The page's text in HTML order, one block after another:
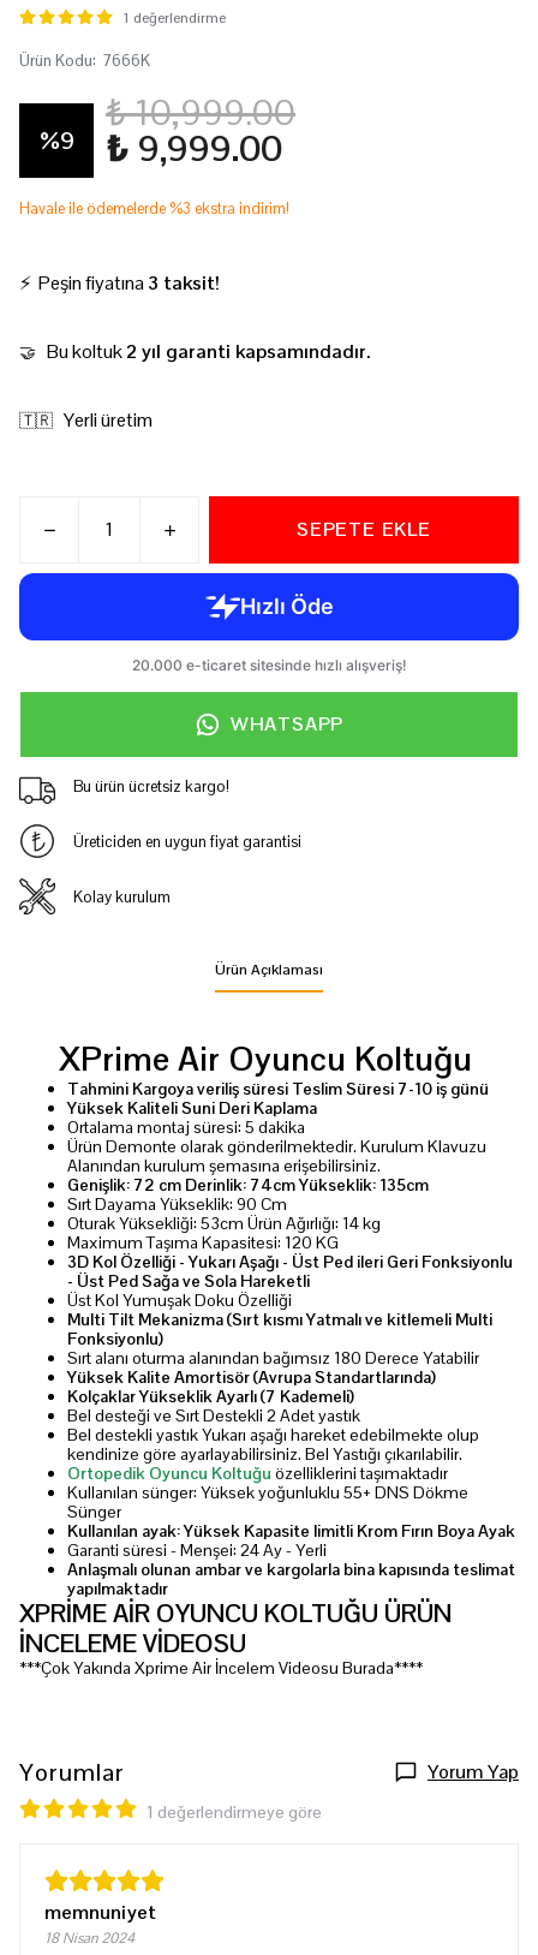
1 değerlendirme
Ürün Kodu: 7666K
%9
₺ 10,999.00
₺ 9,999.00
Havale ile ödemelerde %3 ekstra indirim!
⚡ Peşin fiyatına 3 taksit!
🤝 Bu koltuk2 yıl garanti kapsamındadır.
🇹🇷 Yerli üretim
SEPETE EKLE
WHATSAPP
Bu ürün ücretsiz kargo!
Üreticiden en uygun fiyat garantisi
Kolay kurulum
Ürün Açıklaması
XPrime Air Oyuncu Koltuğu
Tahmini Kargoyaveriliş süresi Teslim Süresi 7-10 iş günü
Yüksek Kaliteli Suni Deri Kaplama
Ortalama montaj süresi: 5 dakika
Ürün Demonte olarak gönderilmektedir. Kurulum Klavuzu
Alanından kurulum şemasına erişebilirsiniz.
Genişlik: 72 cm Derinlik: 74cm Yükseklik: 135cm
Sırt Dayama Yükseklik: 90 Cm
Oturak Yüksekliği: 53cm Ürün Ağırlığı: 14 kg
Maximum Taşıma Kapasitesi: 120 KG
3D Kol Özelliği - Yukarı Aşağı - Üst Ped ileri Geri Fonksiyonlu
- Üst Ped Sağa ve Sola Hareketli
Üst Kol Yumuşak Doku Özelliği
Multi Tilt Mekanizma (Sırt kısmı Yatmalı ve kitlemeli Multi
Fonksiyonlu)
Sırt alanı oturma alanından bağımsız 180 Derece Yatabilir
Yüksek Kalite Amortisör (Avrupa Standartlarında)
Kolçaklar Yükseklik Ayarlı (7 Kademeli)
Bel desteği ve Sırt Destekli 2 Adet yastık
Bel destekli yastık Yukarı aşağı hareket edebilmekte olup
kendinize göre ayarlayabilirsiniz. Bel Yastığı çıkarılabilir.
Ortopedik Oyuncu Koltuğu özelliklerini taşımaktadır
Kullanılan sünger: Yüksek yoğunluklu 55+ DNS Dökme
Sünger
Kullanılan ayak: Yüksek Kapasite limitli Krom Fırın Boya Ayak
Garanti süresi - Menşei: 24 Ay - Yerli
Anlaşmalı olunan ambar ve kargolarla bina kapısında teslimat
yapılmaktadır
XPRİME AİR OYUNCU KOLTUĞU ÜRÜN
İNCELEME VİDEOSU
***Çok Yakında Xprime Air İncelem Videosu Burada****
Yorumlar Yorum Yap
1 değerlendirmeye göre
memnuniyet
18 Nisan 2024